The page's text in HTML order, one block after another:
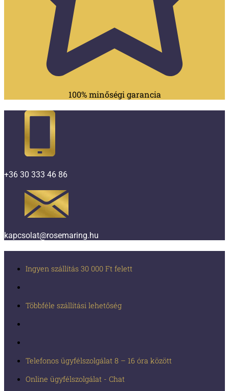
100% minőségi garancia
+36 30 333 46 86
kapcsolat@rosemaring.hu
Ingyen szállítás 30 000 Ft felett
Többféle szállítási lehetőség
Telefonos ügyfélszolgálat 8 – 16 óra között
Online ügyfélszolgálat - Chat